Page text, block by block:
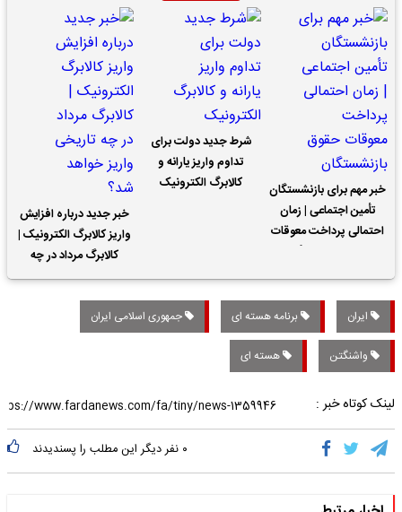
خبر مهم برای بازنشستگان
تأمین اجتماعی | زمان
احتمالی پرداخت معوقات
شرط جدید دولت برای
تداوم واریز یارانه و
کالابرگ الکترونیک
خبر جدید درباره افزایش
واریز کالابرگ الکترونیک |
کالابرگ مرداد در چه
تاریخی واریز خواهد شد؟
ایران برنامه هسته ای جمهوری اسلامی ایران
واشنگتن هسته ای
لینک کوتاه خبر :
۰ نفر دیگر این مطلب را پسندیدند